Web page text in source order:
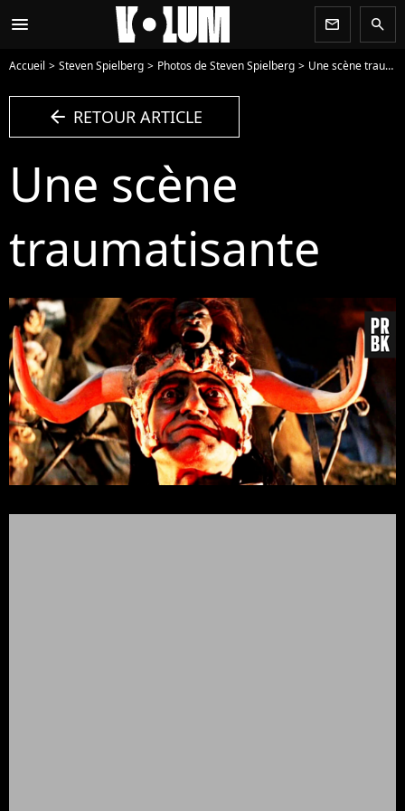
menu newsletter search
Accueil Steven Spielberg Photos de Steven Spielberg Une scène traumatisante - Photo
arrow_left RETOUR ARTICLE
Une scène
traumatisante